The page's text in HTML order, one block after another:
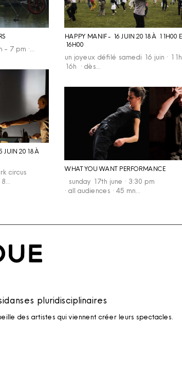
- 7 pm ·…
JUIN 2018 À
circus
8…
HAPPY MANIF - 16 JUIN 2018 À 11H00
16H00
un joyeux défilé samedi 16 juin ·
16h · dès…
WHAT YOU WANT PERFORMANCE
sunday 17th june · 3:30 pm
· all audiences · 45 mn…
pluridisciplinaires
des artistes qui viennent créer leurs spectacles.